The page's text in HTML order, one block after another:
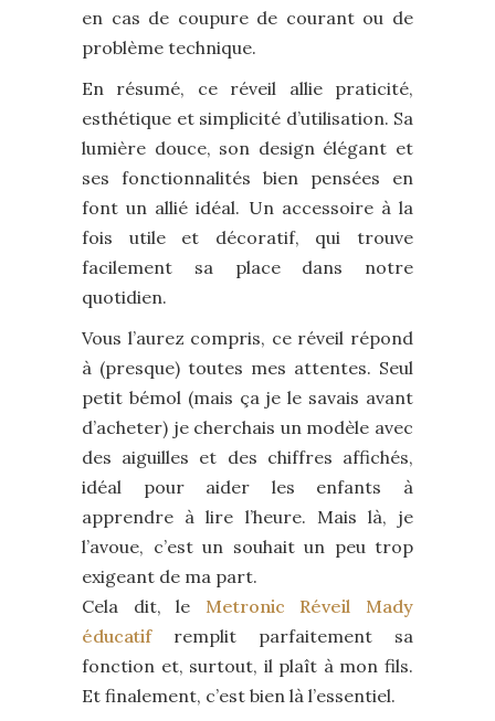
en cas de coupure de courant ou de
problème technique.
En résumé, ce réveil allie praticité,
esthétique et simplicité d’utilisation. Sa
lumière douce, son design élégant et
ses fonctionnalités bien pensées en
font un allié idéal. Un accessoire à la
fois utile et décoratif, qui trouve
facilement sa place dans notre
quotidien.
Vous l’aurez compris, ce réveil répond
à (presque) toutes mes attentes. Seul
petit bémol (mais ça je le savais avant
d’acheter) je cherchais un modèle avec
des aiguilles et des chiffres affichés,
idéal pour aider les enfants à
apprendre à lire l’heure. Mais là, je
l’avoue, c’est un souhait un peu trop
exigeant de ma part.
Cela dit, le Metronic Réveil Mady
éducatifremplit parfaitement sa
fonction et, surtout, il plaît à mon fils.
Et finalement, c’est bien là l’essentiel.